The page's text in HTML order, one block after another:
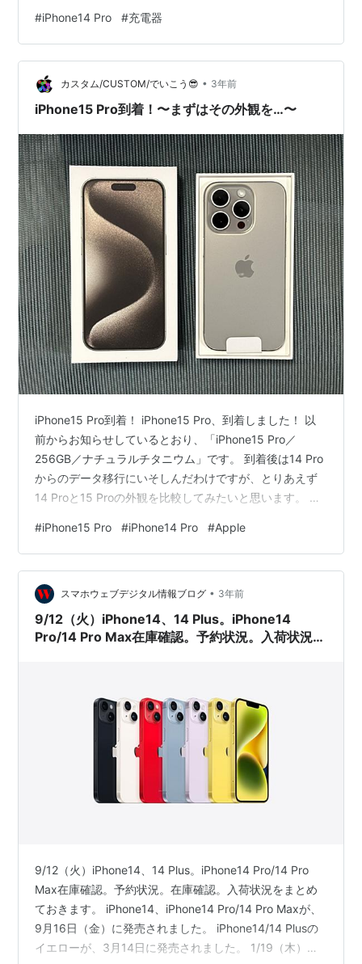
るなど年々高性能になりましたが、その反面カメラの厚
みが増して参りました。先日iphone 14 proに機種変した
のですが、持って気がつくのが、存在感を増した背面カ
メラの出っ張り。 で、これまで日々のスマホ充電にスタ
ンド型の置くだけタイプのものを使ってい…
#iPhone14 Pro #充電器
カスタム/CUSTOM/でいこう😎 • 3年前
iPhone15 Pro到着！〜まずはその外観を…〜
iPhone15 Pro到着！ iPhone15 Pro、到着しました！ 以
前からお知らせしているとおり、「iPhone15 Pro／
256GB／ナチュラルチタニウム」です。 到着後は14 Pro
からのデータ移行にいそしんだわけですが、とりあえず
14 Proと15 Proの外観を比較してみたいと思います。 ま
んの僅かにラウンド化したボディ。ただ、実際に握って
みると、思いの他の握りやすさに驚きます。 確かにほん
の僅かではありますが、ボディが小さくなった15シリー
ズ。しかし、厚みは増していたことから、持ち心地につ
いては興味津々…
#iPhone15 Pro #iPhone14 Pro #Apple
スマホウェブデジタル情報ブログ • 3年前
9/12（火）iPhone14、14 Plus。iPhone14
Pro/14 Pro Max在庫確認。予約状況。入荷状況ま
9/12（火）iPhone14、14 Plus。iPhone14 Pro/14 Pro
Max在庫確認。予約状況。在庫確認。入荷状況をまとめ
ておきます。 iPhone14、iPhone14 Pro/14 Pro Maxが、
9月16日（金）に発売されました。 iPhone14/14 Plusの
イエローが、3月14日に発売されました。 1/19（木）